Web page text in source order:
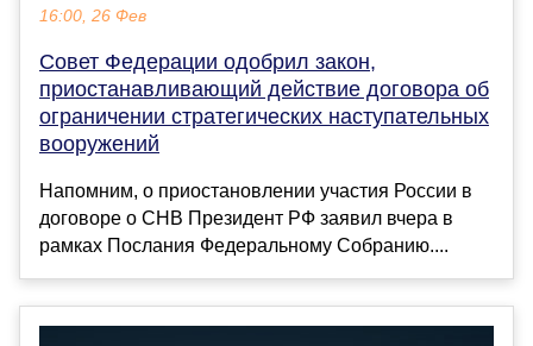
16:00, 26 Фев
Совет Федерации одобрил закон,
приостанавливающий действие договора об
ограничении стратегических наступательных
вооружений
Напомним, о приостановлении участия России в
договоре о СНВ Президент РФ заявил вчера в
рамках Послания Федеральному Собранию....